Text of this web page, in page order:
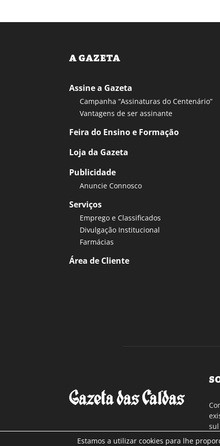
A GAZETA
Assine a Gazeta
Campanha “Assinaturas do Centenário”
Vantagens de ser assinante
Feira do Ensino e Formação
Loja da Gazeta
Publicidade
Anuncie Connosco
Serviços
Emprego e Classificados
Divulgação Institucional
Farmácias
Área de Cliente
a
Estamos a utilizar cookies para lhe